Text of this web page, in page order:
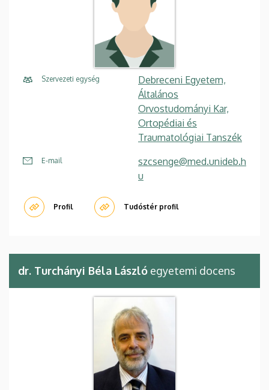
Szervezeti egység
Debreceni Egyetem,
Általános
Orvostudományi Kar,
Ortopédiai és
Traumatológiai Tanszék
E-mail
szcsenge@med.unideb.h
u
Profil Tudóstér profil
dr. Turchányi Béla László egyetemi docens